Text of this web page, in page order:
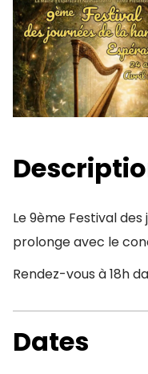
Le 9ème Festival
prolonge avec le
Rendez-vous à 18h
Dates